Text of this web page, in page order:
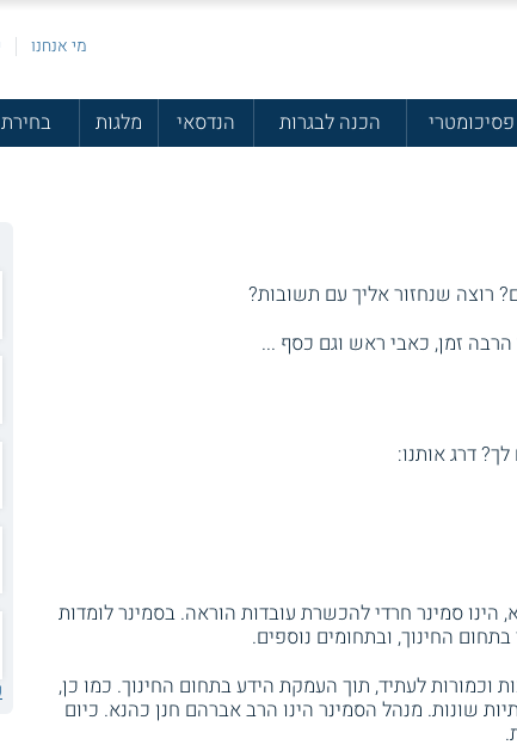
מי אנחנו
פסיכומטרי הכנה לבגרות הנדסאי מלגות
רוצה שנחזור אליך עם תשובות?
זמן, כאבי ראש וגם כסף ...
לך? דרג אותנו:
הינו סמינר חרדי להכשרת עובדות הוראה. בסמינר לומדות
החינוך, ובתחומים נוספים.
וכמורות לעתיד, תוך העמקת הידע בתחום החינוך. כמו כן,
שונות. מנהל הסמינר הינו הרב אברהם חנן כהנא. כיום